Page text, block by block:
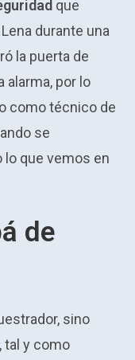
que
durante una
la puerta de
alarma, por lo
como técnico de
se
lo que vemos en
de
sino
tal y como